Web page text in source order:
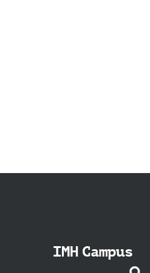
IMH Campus